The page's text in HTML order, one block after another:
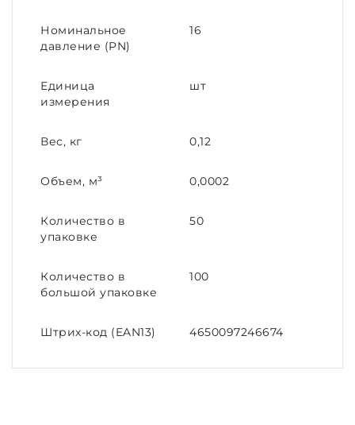
Номинальное
давление (PN)
16
Единица
измерения
шт
Вес, кг 0,12
Объем, м³ 0,0002
Количество в
упаковке
50
Количество в
большой упаковке
100
Штрих-код (EAN13) 4650097246674